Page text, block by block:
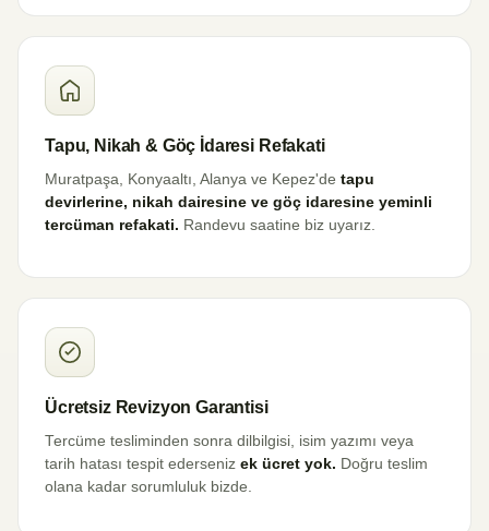
Tapu, Nikah & Göç İdaresi Refakati
Muratpaşa, Konyaaltı, Alanya ve Kepez'de tapu
devirlerine, nikah dairesine ve göç idaresine yeminli
tercüman refakati. Randevu saatine biz uyarız.
Ücretsiz Revizyon Garantisi
Tercüme tesliminden sonra dilbilgisi, isim yazımı veya
tarih hatası tespit ederseniz ek ücret yok. Doğru teslim
olana kadar sorumluluk bizde.